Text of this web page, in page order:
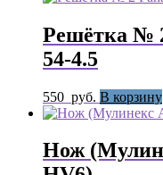
Решётка №
54-4.5
550 руб. В корзину
Нож